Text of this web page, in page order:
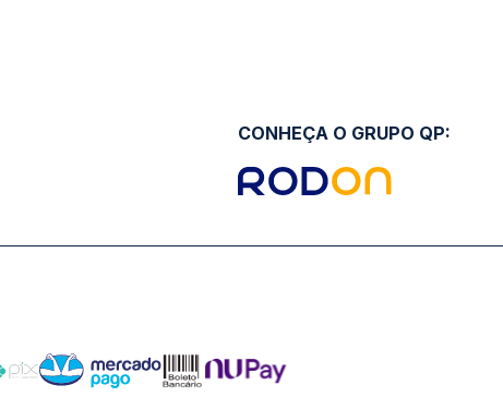
CONHEÇA O GRUPO QP: